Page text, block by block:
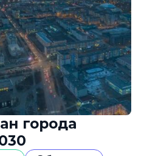
города